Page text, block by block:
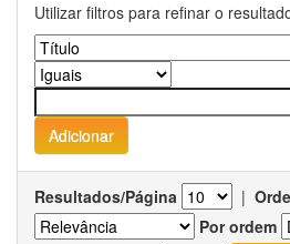
Utilizar filtros para refinar o
Resultados/Página |
Por ordem